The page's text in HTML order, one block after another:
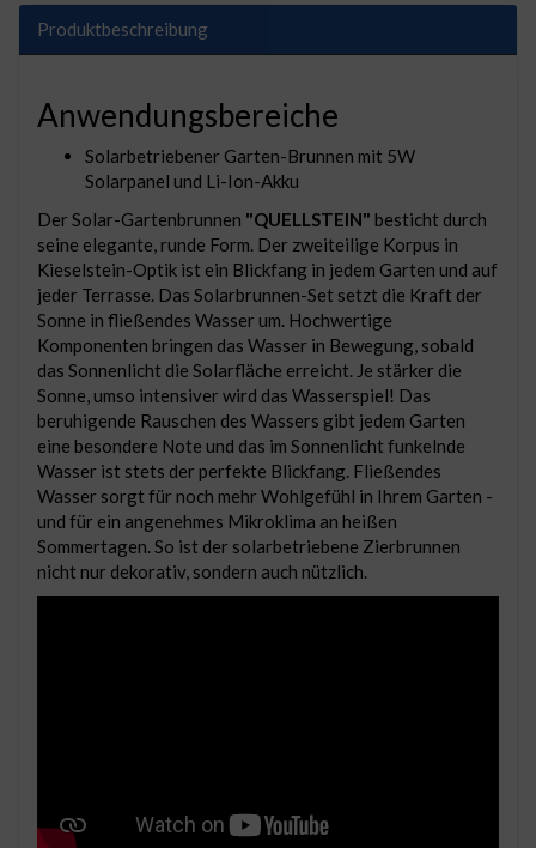
Produktbeschreibung
Anwendungsbereiche
Solarbetriebener Garten-Brunnen mit 5W
Solarpanel und Li-Ion-Akku
Der Solar-Gartenbrunnen "QUELLSTEIN" besticht durch
seine elegante, runde Form. Der zweiteilige Korpus in
Kieselstein-Optik ist ein Blickfang in jedem Garten und auf
jeder Terrasse. Das Solarbrunnen-Set setzt die Kraft der
Sonne in fließendes Wasser um. Hochwertige
Komponenten bringen das Wasser in Bewegung, sobald
das Sonnenlicht die Solarfläche erreicht. Je stärker die
Sonne, umso intensiver wird das Wasserspiel! Das
beruhigende Rauschen des Wassers gibt jedem Garten
eine besondere Note und das im Sonnenlicht funkelnde
Wasser ist stets der perfekte Blickfang. Fließendes
Wasser sorgt für noch mehr Wohlgefühl in Ihrem Garten -
und für ein angenehmes Mikroklima an heißen
Sommertagen. So ist der solarbetriebene Zierbrunnen
nicht nur dekorativ, sondern auch nützlich.